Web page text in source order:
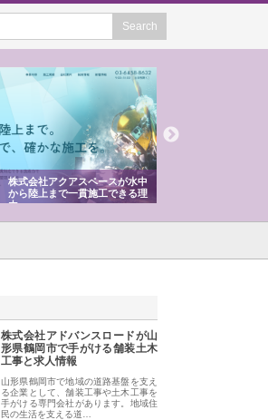
株式会社アクアスペースが水中
から陸上まで一貫施工できる理
由
株式会社アドバンスロードが山
形県鶴岡市で手がける舗装土木
工事と求人情報
山形県鶴岡市で地域の道路基盤を支え
る企業として、舗装工事や土木工事を
手がける専門会社があります。地域住
民の生活を支える道…